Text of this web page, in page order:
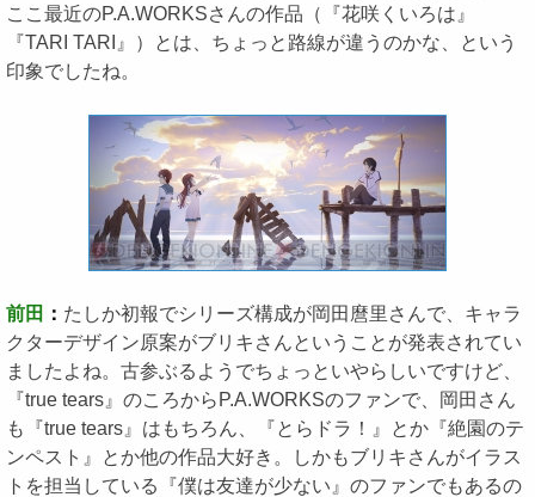
ここ最近のP.A.WORKSさんの作品（『花咲くいろは』
『TARI TARI』）とは、ちょっと路線が違うのかな、という
印象でしたね。
前田 ： たしか初報でシリーズ構成が岡田麿里さんで、キャラ
クターデザイン原案がブリキさんということが発表されてい
ましたよね。古参ぶるようでちょっといやらしいですけど、
『true tears』のころからP.A.WORKSのファンで、岡田さん
も『true tears』はもちろん、『とらドラ！』とか『絶園のテ
ンペスト』とか他の作品大好き。しかもブリキさんがイラス
トを担当している『僕は友達が少ない』のファンでもあるの